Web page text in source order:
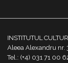
INSTITUTUL
Aleea Alexandru nr.
Tel.: (+4) 031 71 00